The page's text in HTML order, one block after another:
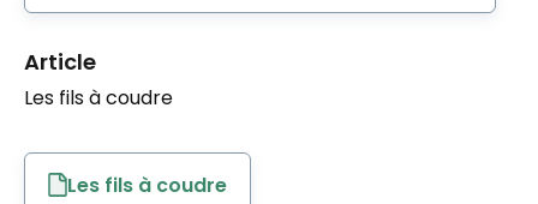
Article
Les fils à coudre
Les fils à coudre